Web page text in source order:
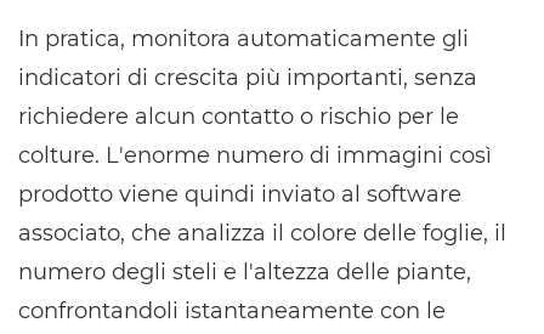
In pratica, monitora automaticamente gli
indicatori di crescita più importanti, senza
richiedere alcun contatto o rischio per le
colture. L'enorme numero di immagini così
prodotto viene quindi inviato al software
associato, che analizza il colore delle foglie, il
numero degli steli e l'altezza delle piante,
confrontandoli istantaneamente con le